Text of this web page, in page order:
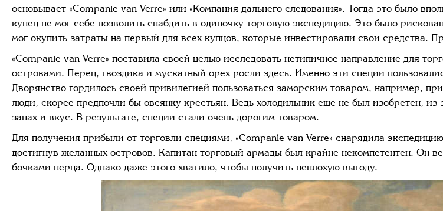
основывает «Companie van Verre» или «Компания дальнего следования». Тогда это было
купец не мог себе позволить снабдить в одиночку торговую экспедицию. Это было
мог окупить затраты на первый для всех купцов, которые инвестировали свои средства.
«Companie van Verre» поставила своей целью исследовать нетипичное направление для
островами. Перец, гвоздика и мускатный орех росли здесь. Именно эти специи
Дворянство гордилось своей привилегией пользоваться заморским товаром, например,
люди, скорее предпочли бы овсянку крестьян. Ведь холодильник еще не был изобретен,
запах и вкус. В результате, специи стали очень дорогим товаром.
Для получения прибыли от торговли специями, «Companie van Verre» снарядила
достигнув желанных островов. Капитан торговый армады был крайне некомпетентен. Он
бочками перца. Однако даже этого хватило, чтобы получить неплохую выгоду.